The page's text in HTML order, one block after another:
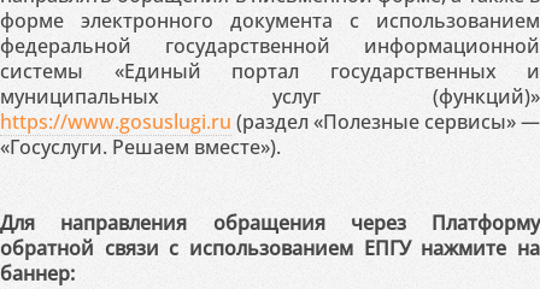
форме электронного документа с использованием
федеральной государственной информационной
системы «Единый портал государственных и
муниципальных услуг (функций)»
https://www.gosuslugi.ru (раздел «Полезные сервисы» —
«Госуслуги. Решаем вместе»).
Для направления обращения через Платформу
обратной связи с использованием ЕПГУ нажмите на
баннер: